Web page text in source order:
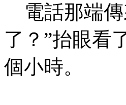
電話那端傳
了？”抬眼看
個小時。